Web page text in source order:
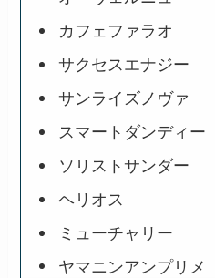
カフェファラオ
サクセスエナジー
サンライズノヴァ
スマートダンディー
ソリストサンダー
ヘリオス
ミューチャリー
ヤマニンアンプリメ